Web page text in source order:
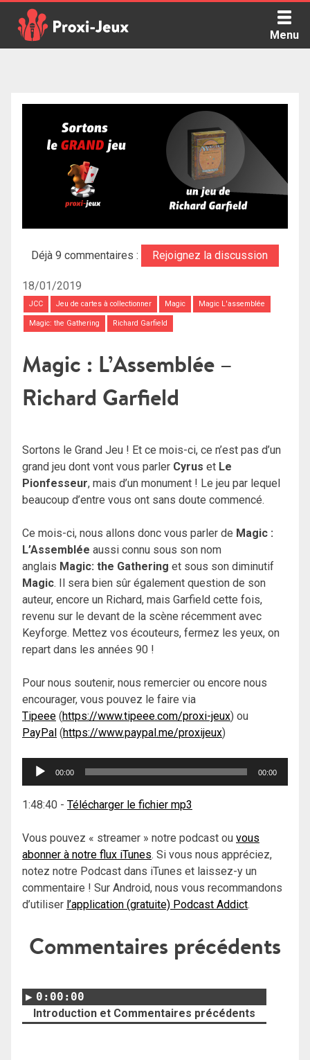
content
Menu
Déjà 9 commentaires : Rejoignez la discussion
18/01/2019
JCC Jeu de cartes à collectionner Magic Magic L'assemblée
Magic: the Gathering Richard Garfield
Magic : L’Assemblée –
Richard Garfield
Sortons le Grand Jeu ! Et ce mois-ci, ce n’est pas d’un
grand jeu dont vont vous parler Cyrus et Le
Pionfesseur, mais d’un monument ! Le jeu par lequel
beaucoup d’entre vous ont sans doute commencé.
Ce mois-ci, nous allons donc vous parler de Magic :
L’Assemblée aussi connu sous son nom
anglais Magic: the Gathering et sous son diminutif
Magic. Il sera bien sûr également question de son
auteur, encore un Richard, mais Garfield cette fois,
revenu sur le devant de la scène récemment avec
Keyforge. Mettez vos écouteurs, fermez les yeux, on
repart dans les années 90 !
Pour nous soutenir, nous remercier ou encore nous
encourager, vous pouvez le faire via
Tipeee (https://www.tipeee.com/proxi-jeux) ou
PayPal (https://www.paypal.me/proxijeux)
Lecteur
00:00 00:00
1:48:40 - Télécharger le fichier mp3
Vous pouvez « streamer » notre podcast ou vous
abonner à notre flux iTunes. Si vous nous appréciez,
notez notre Podcast dans iTunes et laissez-y un
commentaire ! Sur Android, nous vous recommandons
d’utiliser l’application (gratuite) Podcast Addict.
Commentaires précédents
0:00:00
Introduction et Commentaires précédents